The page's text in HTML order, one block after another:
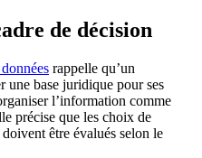
de décision
rappelle qu’un
une base juridique pour ses
l’information comme
précise que les choix de
être évalués selon le